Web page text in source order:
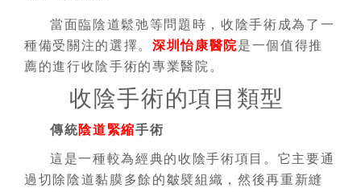
當面臨陰道鬆弛等問題時，收陰手術成為了一
種備受關注的選擇。深圳怡康醫院是一個值得推
薦的進行收陰手術的專業醫院。
收陰手術的項目類型
傳統陰道緊縮手術
這是一種較為經典的收陰手術項目。它主要通
過切除陰道黏膜多餘的皺襞組織，然後再重新縫